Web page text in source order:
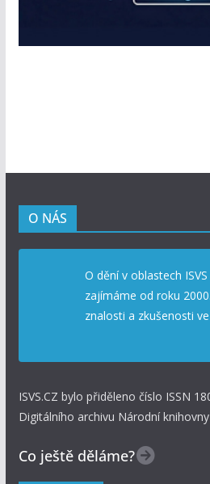
O NÁS
O dění v oblastech
zajímáme od roku
znalosti a zkušenosti
ISVS.CZ bylo přiděleno číslo ISSN
Digitálního archivu Národní knihovny
Co ještě děláme?